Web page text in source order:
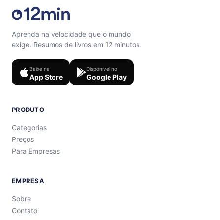
Aprenda na velocidade que o mundo
exige. Resumos de livros em 12 minutos.
Baixe na
App Store
Disponível no
Google Play
PRODUTO
Categorias
Preços
Para Empresas
EMPRESA
Sobre
Contato